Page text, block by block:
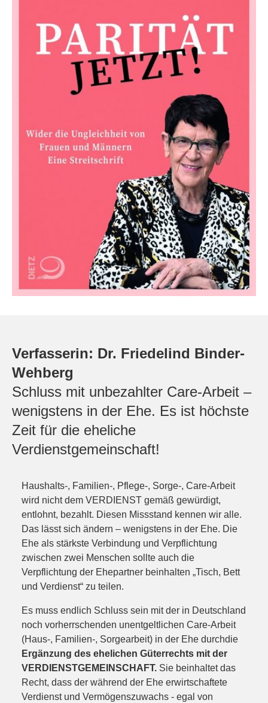
Verfasserin: Dr. Friedelind Binder-
Wehberg
Schluss mit unbezahlter Care-Arbeit –
wenigstens in der Ehe. Es ist höchste
Zeit für die eheliche
Verdienstgemeinschaft!
Haushalts-, Familien-, Pflege-, Sorge-, Care-Arbeit
wird nicht dem VERDIENST gemäß gewürdigt,
entlohnt, bezahlt. Diesen Missstand kennen wir alle.
Das lässt sich ändern – wenigstens in der Ehe. Die
Ehe als stärkste Verbindung und Verpflichtung
zwischen zwei Menschen sollte auch die
Verpflichtung der Ehepartner beinhalten „Tisch, Bett
und Verdienst“ zu teilen.
Es muss endlich Schluss sein mit der in Deutschland
noch vorherrschenden unentgeltlichen Care-Arbeit
(Haus-, Familien-, Sorgearbeit) in der Ehe durchdie
Ergänzung des ehelichen Güterrechts mit der
VERDIENSTGEMEINSCHAFT. Sie beinhaltet das
Recht, dass der während der Ehe erwirtschaftete
Verdienst und Vermögenszuwachs - egal von